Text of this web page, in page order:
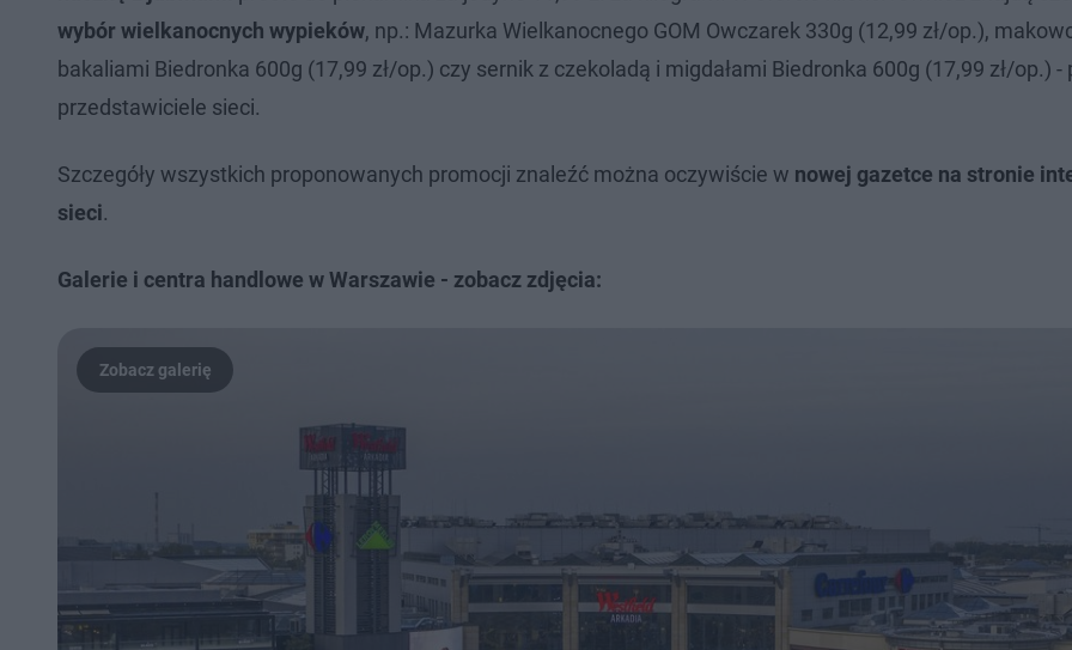
wybór wielkanocnych wypieków, np.: Mazurka Wielkanocnego GOM Owczarek 330g (12,99 zł/op.),
bakaliami Biedronka 600g (17,99 zł/op.) czy sernik z czekoladą i migdałami Biedronka 600g (17,99 zł/op.) -
przedstawiciele sieci.
Szczegóły wszystkich proponowanych promocji znaleźć można oczywiście w nowej gazetce na stronie
sieci.
Galerie i centra handlowe w Warszawie - zobacz zdjęcia: